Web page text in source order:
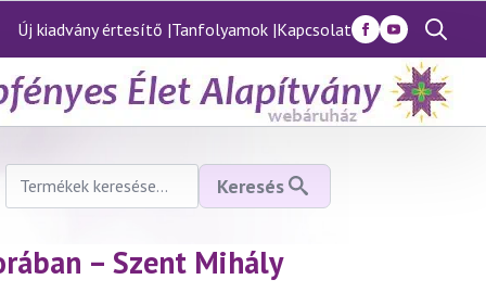
Új kiadvány értesítő |Tanfolyamok |Kapcsolat
Search
for:
Keresés
következőre:
Keresés
– Szent Mihály